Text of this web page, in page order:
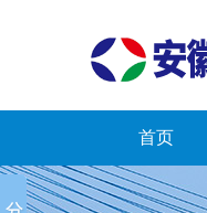
首页